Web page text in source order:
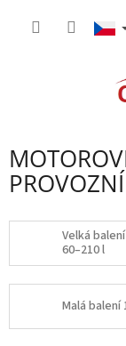
Velká
60–210 l
Malá balení